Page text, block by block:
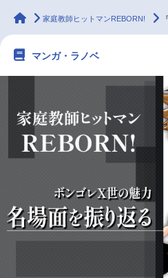
ラジオ
2.5次元 配信・Vtuber
最新記事一覧
アニメ映画一覧
animateTimes
家庭教師ヒットマンREBORN!
マンガ・ラノベ